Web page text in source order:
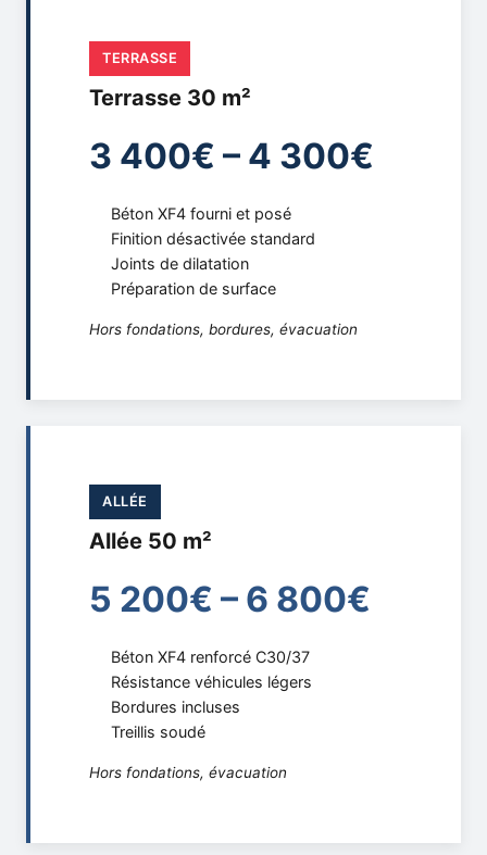
TERRASSE
Terrasse 30 m²
3 400€ – 4 300€
Béton XF4 fourni et posé
Finition désactivée standard
Joints de dilatation
Préparation de surface
Hors fondations, bordures, évacuation
ALLÉE
Allée 50 m²
5 200€ – 6 800€
Béton XF4 renforcé C30/37
Résistance véhicules légers
Bordures incluses
Treillis soudé
Hors fondations, évacuation